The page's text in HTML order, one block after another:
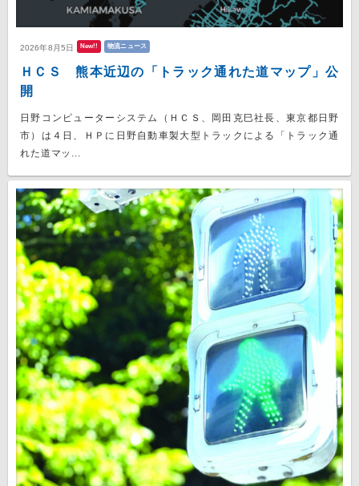
2026年8月5日 New!! 物流ニュース
ＨＣＳ 熊本近辺の「トラック通れた道マップ」公
開
日野コンピューターシステム（ＨＣＳ、岡田克巳社長、東京都日野
市）は４日、ＨＰに日野自動車製大型トラックによる「トラック通
れた道マッ...